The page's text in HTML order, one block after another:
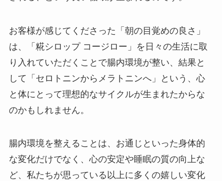
お客様が感じてくださった「朝の目覚めの良さ」
は、「糀シロップ コージロー」を日々の生活に取
り入れていただくことで腸内環境が整い、結果と
して「セロトニンからメラトニンへ」という、心
と体にとって理想的なサイクルが生まれたからな
のかもしれません。
腸内環境を整えることは、お通じといった身体的
な変化だけでなく、心の安定や睡眠の質の向上な
ど、私たちが思っている以上に多くの嬉しい変化